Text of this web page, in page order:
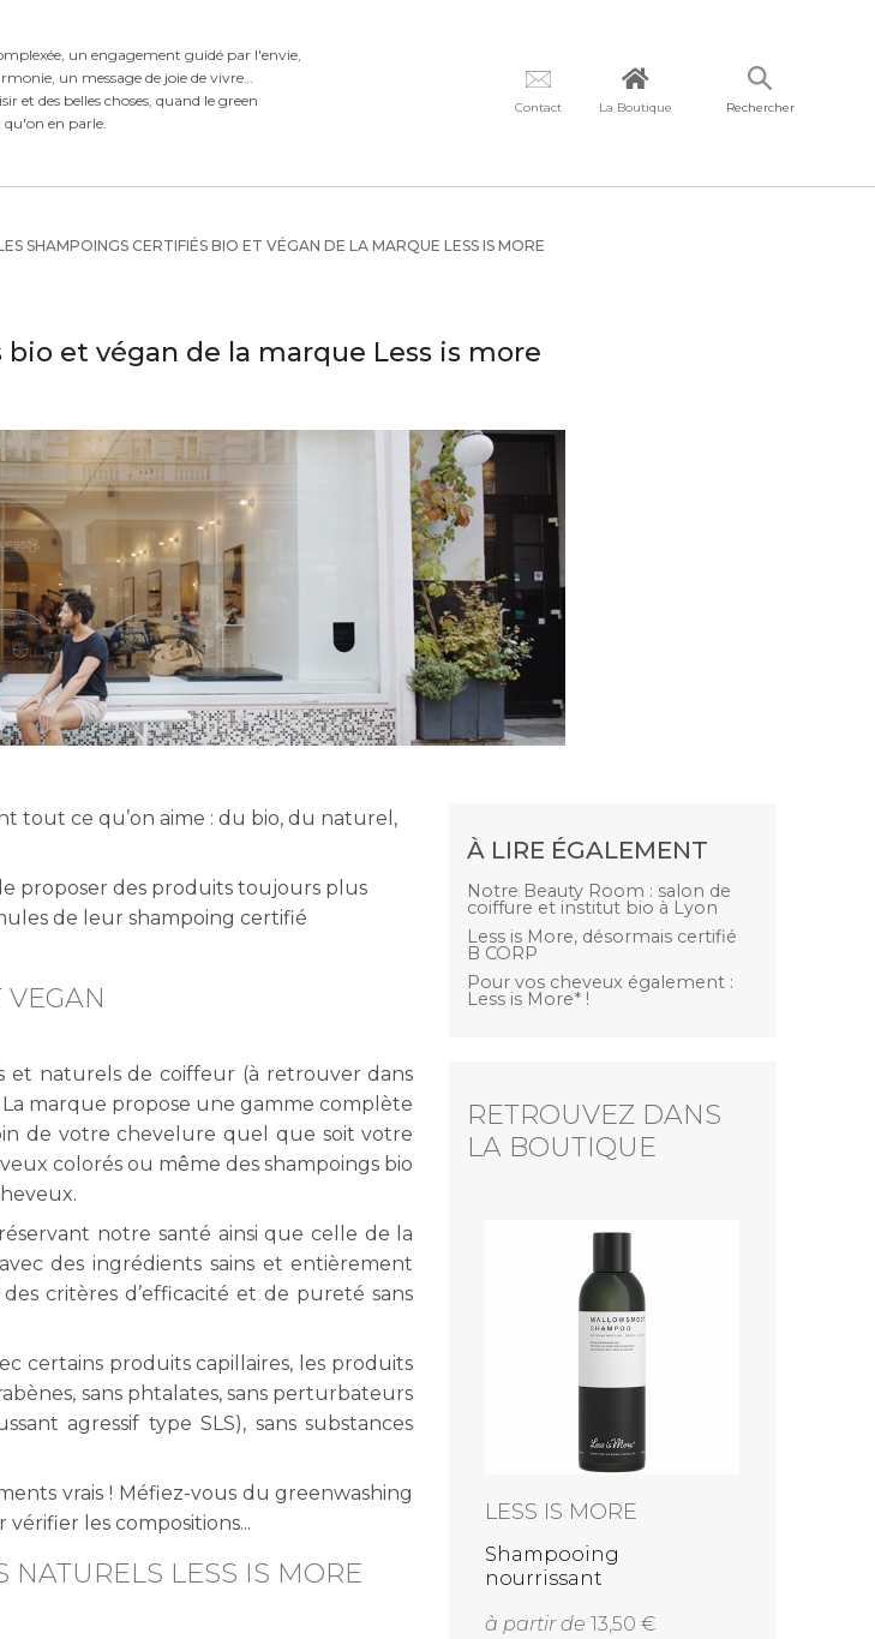
un engagement guidé par l'envie,
un message de joie de vivre
et des belles choses, quand le green
qu'on en parle.
Contact La Boutique Rechercher
SHAMPOINGS CERTIFIÉS BIO ET VÉGAN DE LA MARQUE LESS IS MORE
et végan de la marque Less is more
tout ce qu’on aime : du bio, du naturel,
proposer des produits toujours plus
de leur shampoing certifié
VEGAN
et naturels de coiffeur (à retrouver dans
marque propose une gamme complète
de votre chevelure quel que soit votre
colorés ou même des shampoings bio
notre santé ainsi que celle de la
des ingrédients sains et entièrement
critères d’efficacité et de pureté sans
certains produits capillaires, les produits
sans phtalates, sans perturbateurs
agressif type SLS), sans substances
vrais ! Méfiez-vous du greenwashing
les compositions...
LESS IS MORE
À LIRE ÉGALEMENT
Notre Beauty Room : salon de
coiffure et institut bio à Lyon
Less is More, désormais certifié
B CORP
Pour vos cheveux également :
Less is More* !
RETROUVEZ DANS
LA BOUTIQUE
LESS IS MORE
Lindengloss (cheveux
LESS IS MORE
Shampooing
nourrissant
sauvage
à partir de13,50